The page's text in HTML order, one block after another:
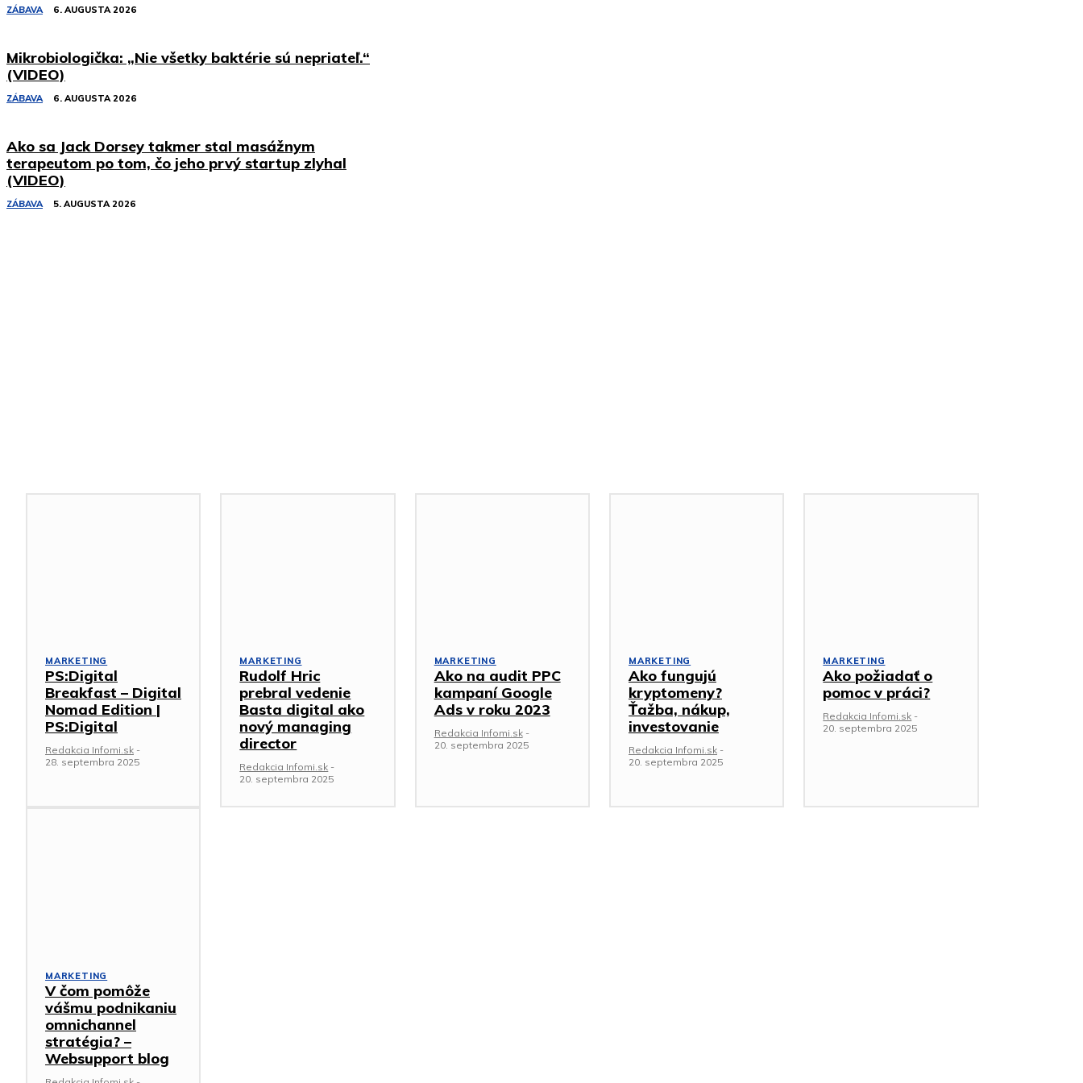
ZÁBAVA 6. AUGUSTA 2026
Mikrobiologička: „Nie všetky baktérie sú nepriateľ.“
(VIDEO)
ZÁBAVA 6. AUGUSTA 2026
Ako sa Jack Dorsey takmer stal masážnym
terapeutom po tom, čo jeho prvý startup zlyhal
(VIDEO)
ZÁBAVA 5. AUGUSTA 2026
MARKETING
PS:Digital
Breakfast – Digital
Nomad Edition |
PS:Digital
Redakcia Infomi.sk -
28. septembra 2025
MARKETING
Rudolf Hric
prebral vedenie
Basta digital ako
nový managing
director
Redakcia Infomi.sk -
20. septembra 2025
MARKETING
Ako na audit PPC
kampaní Google
Ads v roku 2023
Redakcia Infomi.sk -
20. septembra 2025
MARKETING
Ako fungujú
kryptomeny?
Ťažba, nákup,
investovanie
Redakcia Infomi.sk -
20. septembra 2025
MARKETING
Ako požiadať o
pomoc v práci?
Redakcia Infomi.sk -
20. septembra 2025
MARKETING
V čom pomôže
vášmu podnikaniu
omnichannel
stratégia? –
Websupport blog